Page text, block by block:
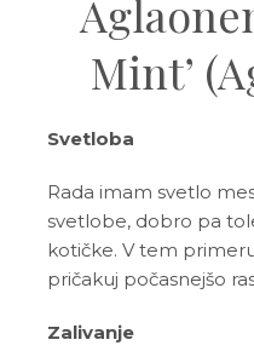
Mint’
Svetloba
Rada imam svetlo
svetlobe, dobro pa
kotičke. V tem
pričakuj počasnejšo
Zalivanje